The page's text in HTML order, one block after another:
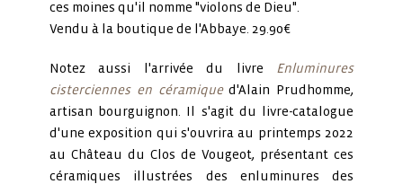
ces moines qu'il nomme "violons de Dieu".
Vendu à la boutique de l'Abbaye. 29.90€
Notez aussi l'arrivée du livre Enluminures
cisterciennes en céramiqued'Alain Prudhomme,
artisan bourguignon. Il s'agit du livre-catalogue
d'une exposition qui s'ouvrira au printemps 2022
au Château du Clos de Vougeot, présentant ces
céramiques illustrées des enluminures des